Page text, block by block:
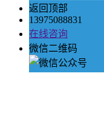
返回顶部
13975088831
在线咨询
微信二维码